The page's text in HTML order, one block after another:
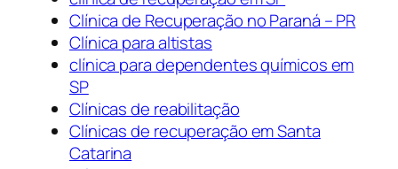
Clínica de Recuperação no Paraná – PR
Clínica para altistas
clínica para dependentes químicos em
SP
Clínicas de reabilitação
Clínicas de recuperação em Santa
Catarina